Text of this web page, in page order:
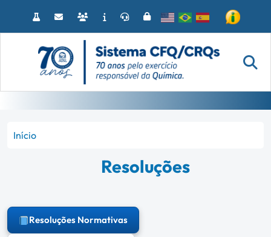
o
Início
Resoluções
Resoluções Normativas